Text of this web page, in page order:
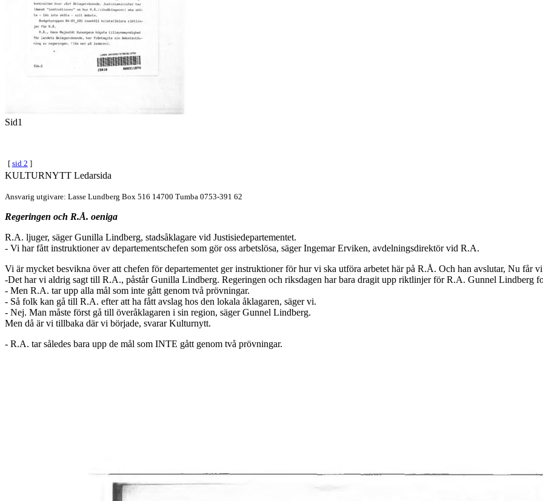
Sid1
[ sid 2 ]
KULTURNYTT Ledarsida
Ansvarig utgivare: Lasse Lundberg Box 516 14700 Tumba 0753-391 62
Regeringen och R.Å. oeniga
R.A. ljuger, säger Gunilla Lindberg, stadsåklagare vid Justisiedepartementet.
- Vi har fått instruktioner av departementschefen som gör oss arbetslösa, säger Ingemar Erviken, avdelningsdirektör vid R.A.
Vi är mycket besvikna över att chefen för departementet ger instruktioner för hur vi ska utföra arbetet här på R.Å. Och han avslutar, Nu får
-Det har vi aldrig sagt till R.A., påstår Gunilla Lindberg. Regeringen och riksdagen har bara dragit upp riktlinjer för R.A. Gunnel Lindberg
- Men R.A. tar upp alla mål som inte gått genom två prövningar.
- Så folk kan gå till R.A. efter att ha fått avslag hos den lokala åklagaren, säger vi.
- Nej. Man måste först gå till överåklagaren i sin region, säger Gunnel Lindberg.
Men då är vi tillbaka där vi började, svarar Kulturnytt.
- R.A. tar således bara upp de mål som INTE gått genom två prövningar.